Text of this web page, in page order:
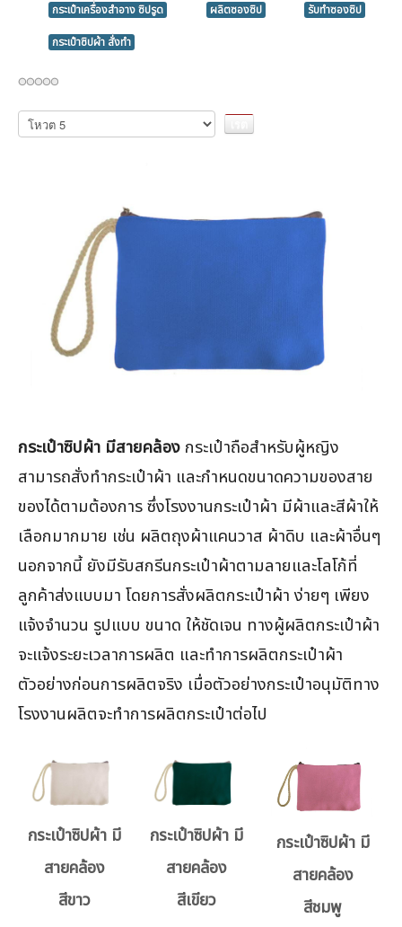
กระเป๋าเครื่องสำอาง ซิปรูด ผลิตซองซิป
รับทำซองซิป
กระเป๋าซิปผ้า สั่งทำ
กรุณา
ให้
กระเป๋าซิปผ้า มีสายคล้อง กระเป๋าถือสำหรับผู้หญิง
สามารถสั่งทำกระเป๋าผ้า และกำหนดขนาดความของสาย
ของได้ตามต้องการ ซึ่งโรงงานกระเป๋าผ้า มีผ้าและสีผ้าให้
เลือกมากมาย เช่น ผลิตถุงผ้าแคนวาส ผ้าดิบ และผ้าอื่นๆ
นอกจากนี้ ยังมีรับสกรีนกระเป๋าผ้าตามลายและโลโก้ที่
ลูกค้าส่งแบบมา โดยการสั่งผลิตกระเป๋าผ้า ง่ายๆ เพียง
แจ้งจำนวน รูปแบบ ขนาด ให้ชัดเจน ทางผู้ผลิตกระเป๋าผ้า
จะแจ้งระยะเวลาการผลิต และทำการผลิตกระเป๋าผ้า
ตัวอย่างก่อนการผลิตจริง เมื่อตัวอย่างกระเป๋าอนุมัติทาง
โรงงานผลิตจะทำการผลิตกระเป๋าต่อไป
กระเป๋าซิปผ้า มี
สายคล้อง
สีขาว
กระเป๋าซิปผ้า มี
สายคล้อง
สีเขียว
กระเป๋าซิปผ้า มี
สายคล้อง
สีชมพู